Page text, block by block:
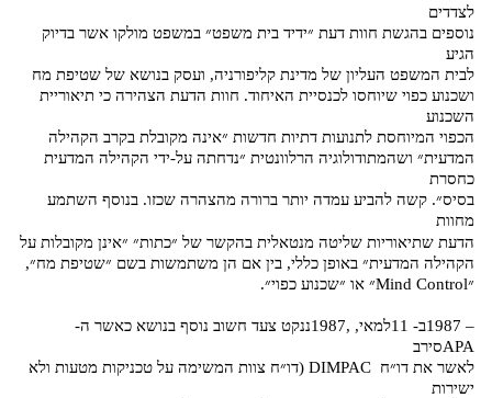
לצדדים
נוספים בהגשת חוות דעת ״ידיד בית משפט״ במשפט מולקו אשר בדיוק
הגיע
לבית המשפט העליון של מדינת קליפורניה, ועסק בנושא של שטיפת מח
ושכנוע כפוי שיוחסו לכנסיית האיחוד. חוות הדעת הצהירה כי תיאוריית
השכנוע
הכפוי המיוחסת לתנועות דתיות חדשות ״אינה מקובלת בקרב הקהילה
המדעית״ ושהמתודולוגיה הרלוונטית ״נדחתה על-ידי הקהילה המדעית
כחסרת
בסיס״. קשה להביע עמדה יותר ברורה מהצהרה שכזו. בנוסף השתמע
מחוות
הדעת שתיאוריות שליטה מנטאלית בהקשר של ״כתות״ ״אינן מקובלות על
הקהילה המדעית״ באופן כללי, בין אם הן משתמשות בשם ״שטיפת מח״,
״Mind Control״ או ״שכנוע כפוי״.
– 1987ב- 11למאי, ,1987ננקט צעד חשוב נוסף בנושא כאשר ה-
APAסירב
לאשר את דו״ח DIMPAC (דו״ח צוות המשימה על טכניקות מטעות ולא
ישירות